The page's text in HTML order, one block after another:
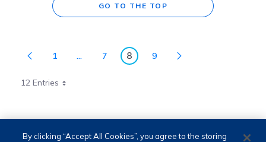
GO TO THE TOP
12 Entries
Page
1 ...Intermediate Pages Use TAB to navigate.
Page
7 Page
8 Page
9
By clicking “Accept All Cookies”, you agree to the storing